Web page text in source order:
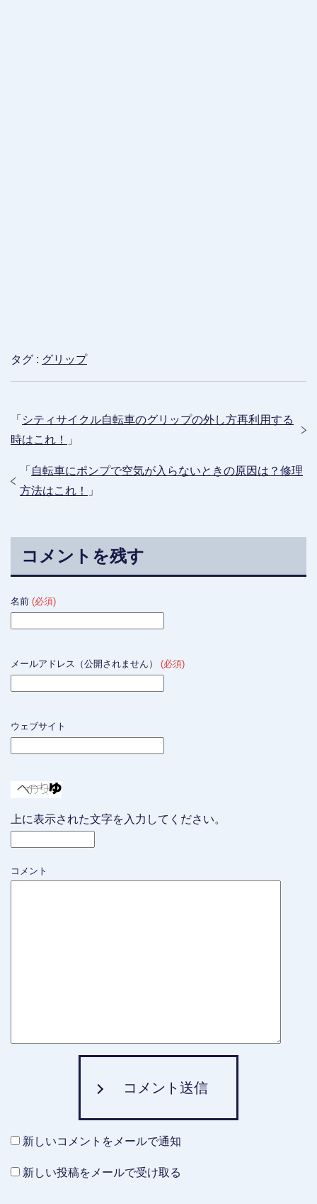
タグ : グリップ
「 シティサイクル自転車のグリップの外し方再利用する
時はこれ！
」
「 自転車にポンプで空気が入らないときの原因は？修理
方法はこれ！
」
コメントを残す
名前 (必須)
メールアドレス（公開されません） (必須)
ウェブサイト
上に表示された文字を入力してください。
コメント
コメント送信
新しいコメントをメールで通知
新しい投稿をメールで受け取る